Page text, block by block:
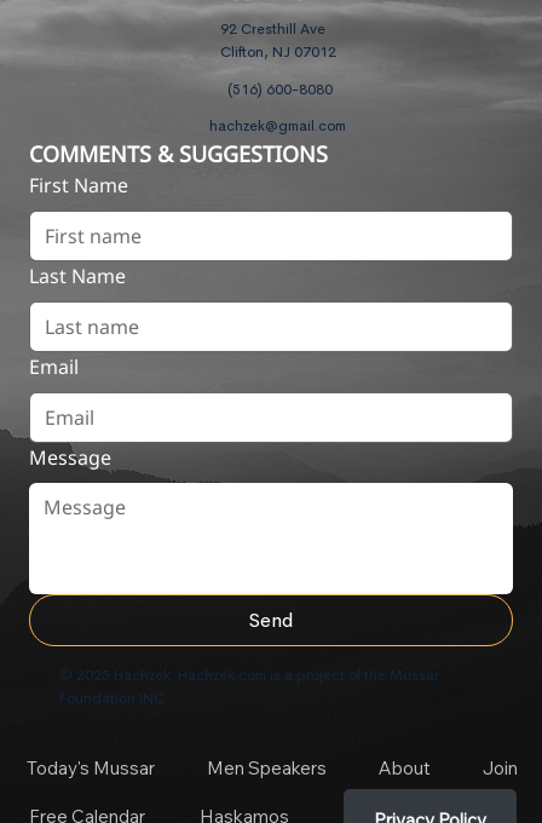
92 Cresthill Ave
Clifton, NJ 07012
(516) 600-8080
hachzek@gmail.com
COMMENTS & SUGGESTIONS
First Name
Last Name
Email
Message
Send
© 2025 Hachzek. Hachzek.com is a project of the Mussar
Foundation INC
Today's Mussar Men Speakers About Join
Free Calendar Haskamos